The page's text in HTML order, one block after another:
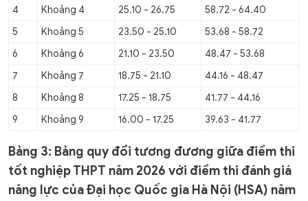
4
Khoảng 4 25.10 - 26.75
58.72 - 64.40
5
Khoảng 5 23.50 - 25.10
53.68 - 58.72
6
Khoảng 6 21.10 - 23.50
48.47 - 53.68
7
Khoảng 7 18.75 - 21.10
44.16 - 48.47
8
Khoảng 8 17.25 - 18.75
41.77 - 44.16
9
Khoảng 9 16.00 - 17.25 39.63 - 41.77
Bảng 3: Bảng quy đổi tương đương giữa điểm thi
tốt nghiệp THPT năm 2026 với điểm thi đánh giá
năng lực của Đại học Quốc gia Hà Nội (HSA) năm